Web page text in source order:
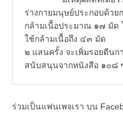
ร่างกายมนุษย์ประกอบด้ว
กล้ามเนื้อประมาณ ๑๗ มัด
ใช้กล้ามเนื้อถึง ๔๓ มัด
๒ แสนครั้ง จะเพิ่มรอยตีน
สนับสนุนจากหนังสือ ๑๐๘
ร่วมเป็นแฟนเพจเรา บน